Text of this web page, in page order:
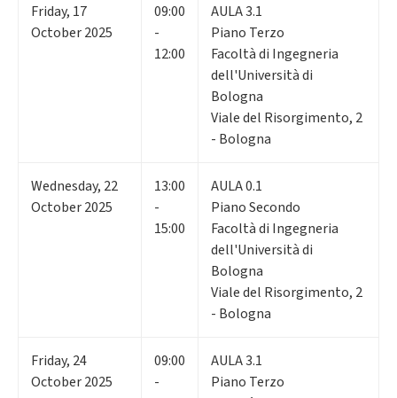
Friday, 17
October 2025
09:00
-
12:00
AULA 3.1
Piano Terzo
Facoltà di Ingegneria
dell'Università di
Bologna
Viale del Risorgimento, 2
- Bologna
Wednesday, 22
October 2025
13:00
-
15:00
AULA 0.1
Piano Secondo
Facoltà di Ingegneria
dell'Università di
Bologna
Viale del Risorgimento, 2
- Bologna
Friday, 24
October 2025
09:00
-
AULA 3.1
Piano Terzo